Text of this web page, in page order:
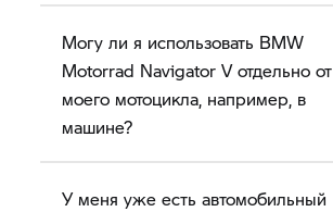
Могу ли я использовать BMW
Motorrad Navigator Vотдельно от
моего мотоцикла, например, в
машине?
У меня уже есть автомобильный